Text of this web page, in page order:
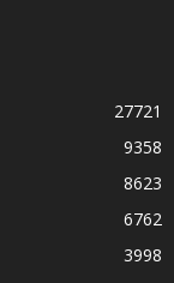
27721
9358
8623
6762
3998